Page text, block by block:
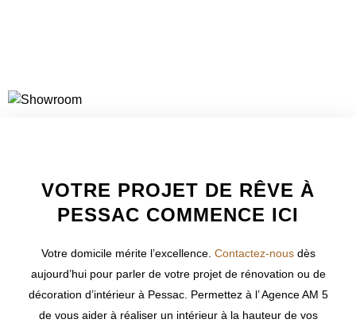
VOTRE PROJET DE RÊVE À
PESSAC COMMENCE ICI
Votre domicile mérite l’excellence. Contactez-nousdès
aujourd’hui pour parler de votre projet de rénovation ou de
décoration d’intérieur à Pessac. Permettez à l’ Agence AM 5
de vous aider à réaliser un intérieur à la hauteur de vos